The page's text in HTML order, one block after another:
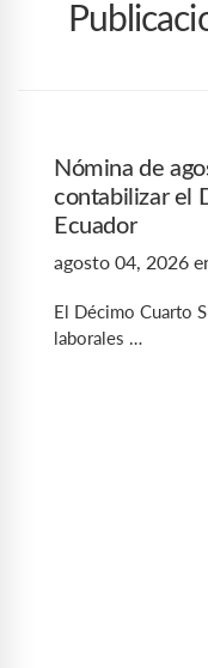
Nómina de
contabilizar el
Ecuador
agosto 04, 2026
El Décimo Cuarto
laborales …